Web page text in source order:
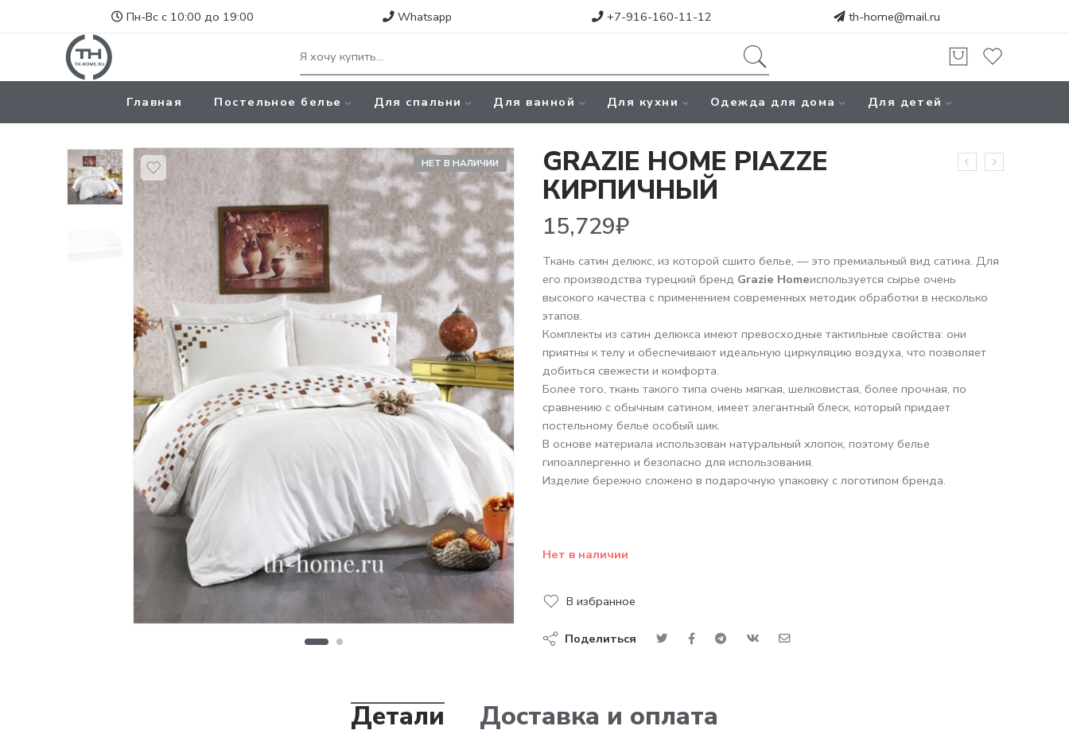
Пн-Вс с 10:00 до 19:00 Whatsapp +7-916-160-11-12 th-home@mail.ru
Главная Постельное белье Для спальни Для ванной Для кухни Одежда для дома Для детей
НЕТ В НАЛИЧИИ GRAZIE HOME PIAZZE
КИРПИЧНЫЙ
15,729₽
Ткань сатин делюкс, из которой сшито белье, — это премиальный вид сатина. Для
его производства турецкий бренд Grazie Homeиспользуется сырье очень
высокого качества с применением современных методик обработки в несколько
этапов.
Комплекты из сатин делюкса имеют превосходные тактильные свойства: они
приятны к телу и обеспечивают идеальную циркуляцию воздуха, что позволяет
добиться свежести и комфорта.
Более того, ткань такого типа очень мягкая, шелковистая, более прочная, по
сравнению с обычным сатином, имеет элегантный блеск, который придает
постельному белье особый шик.
В основе материала использован натуральный хлопок, поэтому белье
гипоаллергенно и безопасно для использования.
Изделие бережно сложено в подарочную упаковку с логотипом бренда.
Нет в наличии
В избранное
Поделиться
Детали Доставка и оплата